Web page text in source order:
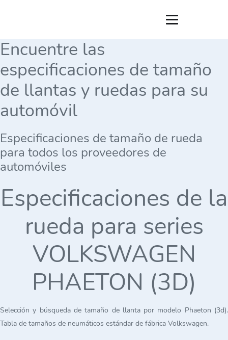
Encuentre las
especificaciones de tamaño
de llantas y ruedas para su
automóvil
Especificaciones de tamaño de rueda
para todos los proveedores de
automóviles
Especificaciones de la
rueda para series
VOLKSWAGEN
PHAETON (3D)
Selección y búsqueda de tamaño de llanta por modelo Phaeton (3d).
Tabla de tamaños de neumáticos estándar de fábrica Volkswagen.